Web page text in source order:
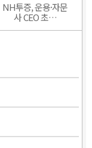
NH투증, 운용·자문
사 CEO 초…